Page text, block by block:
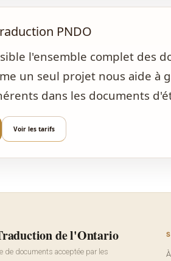
PNDO
l'ensemble complet des
un seul projet nous aide à
dans les documents
Voir les tarifs
de l'Ontario
de documents acceptée par les